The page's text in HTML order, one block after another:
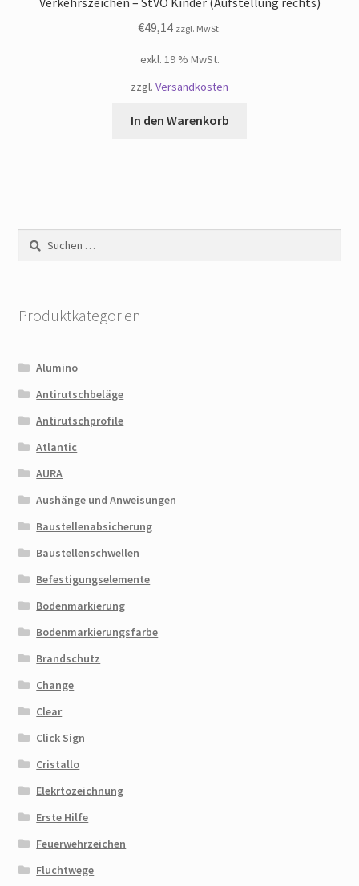
€49,14 zzgl. MwSt.
exkl. 19 % MwSt.
zzgl. Versandkosten
In den Warenkorb
Suchen
nach:
Produktkategorien
Alumino
Antirutschbeläge
Antirutschprofile
Atlantic
AURA
Aushänge und Anweisungen
Baustellenabsicherung
Baustellenschwellen
Befestigungselemente
Bodenmarkierung
Bodenmarkierungsfarbe
Brandschutz
Change
Clear
Click Sign
Cristallo
Elekrtozeichnung
Erste Hilfe
Feuerwehrzeichen
Fluchtwege